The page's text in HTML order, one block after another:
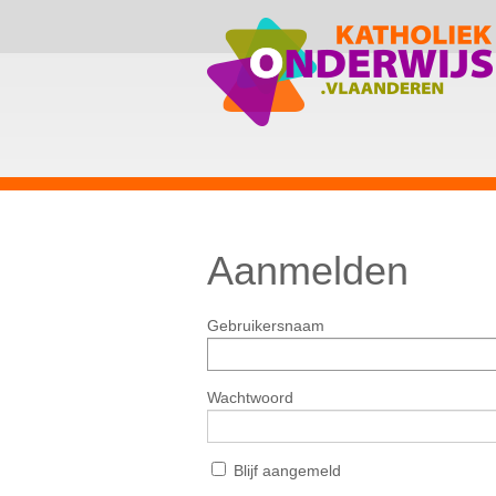
Aanmelden
Gebruikersnaam
Wachtwoord
Blijf aangemeld